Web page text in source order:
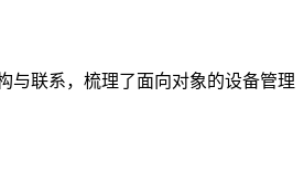
与联系，梳理了面向对象的设备管理